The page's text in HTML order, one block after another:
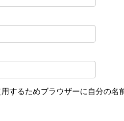
するためブラウザーに自分の名